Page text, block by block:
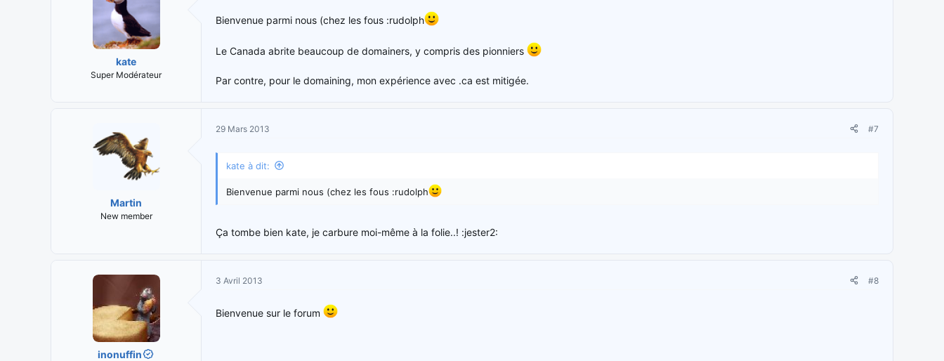
kate
Super Modérateur
Bienvenue parmi nous (chez les fous :rudolph
Le Canada abrite beaucoup de domainers, y compris des pionniers
Par contre, pour le domaining, mon expérience avec .ca est mitigée.
Martin
New member
29 Mars 2013 #7
kate à dit:
Bienvenue parmi nous (chez les fous :rudolph
Ça tombe bien kate, je carbure moi-même à la folie..! :jester2:
inonuffin
3 Avril 2013 #8
Bienvenue sur le forum